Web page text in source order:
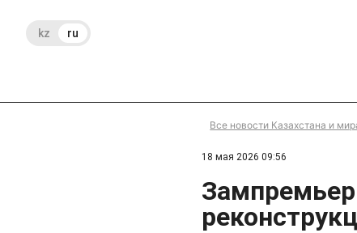
kz ru
Все новости Казахстана и
18 мая 2026 09:56
Зампремьер